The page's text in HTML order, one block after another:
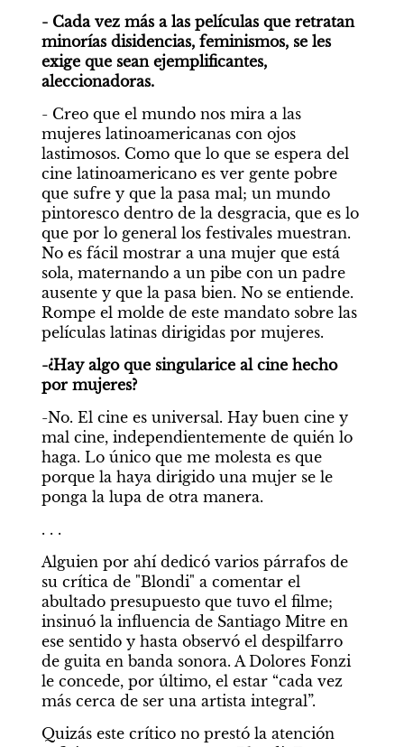
- Cada vez más a las películas que retratan
minorías disidencias, feminismos, se les
exige que sean ejemplificantes,
aleccionadoras.
- Creo que el mundo nos mira a las
mujeres latinoamericanas con ojos
lastimosos. Como que lo que se espera del
cine latinoamericano es ver gente pobre
que sufre y que la pasa mal; un mundo
pintoresco dentro de la desgracia, que es lo
que por lo general los festivales muestran.
No es fácil mostrar a una mujer que está
sola, maternando a un pibe con un padre
ausente y que la pasa bien. No se entiende.
Rompe el molde de este mandato sobre las
películas latinas dirigidas por mujeres.
-¿Hay algo que singularice al cine hecho
por mujeres?
-No. El cine es universal. Hay buen cine y
mal cine, independientemente de quién lo
haga. Lo único que me molesta es que
porque la haya dirigido una mujer se le
ponga la lupa de otra manera.
. . .
Alguien por ahí dedicó varios párrafos de
su crítica de "Blondi" a comentar el
abultado presupuesto que tuvo el filme;
insinuó la influencia de Santiago Mitre en
ese sentido y hasta observó el despilfarro
de guita en banda sonora. A Dolores Fonzi
le concede, por último, el estar “cada vez
más cerca de ser una artista integral”.
Quizás este crítico no prestó la atención